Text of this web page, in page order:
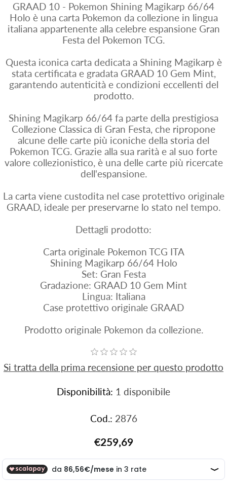
GRAAD 10 - Pokemon Shining Magikarp 66/64
Holo è una carta Pokemon da collezione in lingua
italiana appartenente alla celebre espansione Gran
Festa del Pokemon TCG.
Questa iconica carta dedicata a Shining Magikarp è
stata certificata e gradata GRAAD 10 Gem Mint,
garantendo autenticità e condizioni eccellenti del
prodotto.
Shining Magikarp 66/64 fa parte della prestigiosa
Collezione Classica di Gran Festa, che ripropone
alcune delle carte più iconiche della storia del
Pokemon TCG. Grazie alla sua rarità e al suo forte
valore collezionistico, è una delle carte più ricercate
dell'espansione.
La carta viene custodita nel case protettivo originale
GRAAD, ideale per preservarne lo stato nel tempo.
Dettagli prodotto:
Carta originale Pokemon TCG ITA
Shining Magikarp 66/64 Holo
Set: Gran Festa
Gradazione: GRAAD 10 Gem Mint
Lingua: Italiana
Case protettivo originale GRAAD
Prodotto originale Pokemon da collezione.
Si tratta della prima recensione per questo prodotto
Disponibilità: 1 disponibile
Cod.: 2876
€259,69